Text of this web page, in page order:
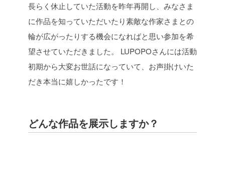
長らく休止していた活動を昨年再開し、みなさま
に作品を知っていただいたり素敵な作家さまとの
輪が広がったりする機会になればと思い参加を希
望させていただきました。
LUPOPOさんには活動
初期から大変お世話になっていて、お声掛けいた
だき本当に嬉しかったです！
どんな作品を展示しますか？